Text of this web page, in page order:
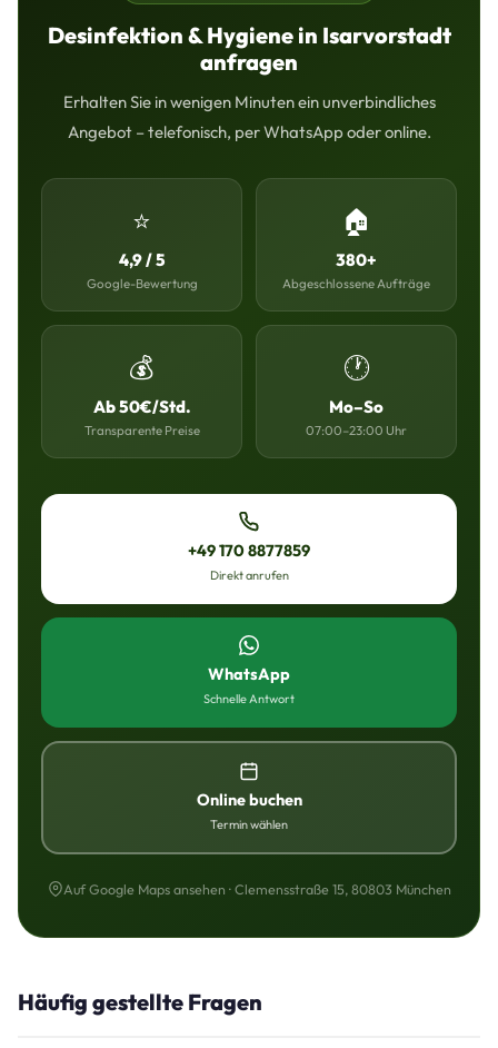
Desinfektion & Hygiene in Isarvorstadt
anfragen
Erhalten Sie in wenigen Minuten ein unverbindliches
Angebot – telefonisch, per WhatsApp oder online.
⭐
4,9 / 5
Google-Bewertung
🏠
380+
Abgeschlossene Aufträge
💰
Ab 50€/Std.
Transparente Preise
🕐
Mo–So
07:00–23:00 Uhr
+49 170 8877859
Direkt anrufen
WhatsApp
Schnelle Antwort
Online buchen
Termin wählen
Auf Google Maps ansehen · Clemensstraße 15, 80803 München
Häufig gestellte Fragen